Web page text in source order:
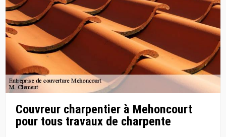
Couvreur charpentier à Mehoncourt
pour tous travaux de charpente